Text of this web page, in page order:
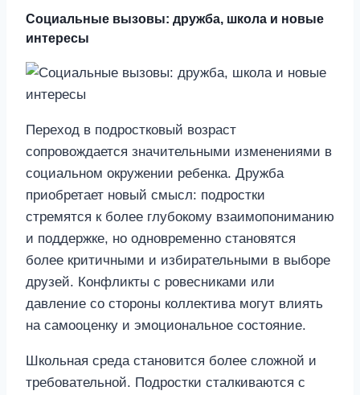
Социальные вызовы: дружба, школа и новые
интересы
Переход в подростковый возраст
сопровождается значительными изменениями в
социальном окружении ребенка. Дружба
приобретает новый смысл: подростки
стремятся к более глубокому взаимопониманию
и поддержке, но одновременно становятся
более критичными и избирательными в выборе
друзей. Конфликты с ровесниками или
давление со стороны коллектива могут влиять
на самооценку и эмоциональное состояние.
Школьная среда становится более сложной и
требовательной. Подростки сталкиваются с